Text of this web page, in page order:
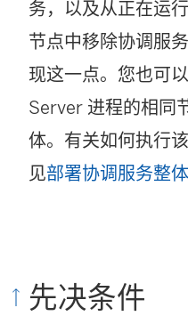
务，以及从正在运
节点中移除协调服
现这一点。您也可
Server 进程的相同
体。有关如何执行
见部署协调服务整体
先决条件